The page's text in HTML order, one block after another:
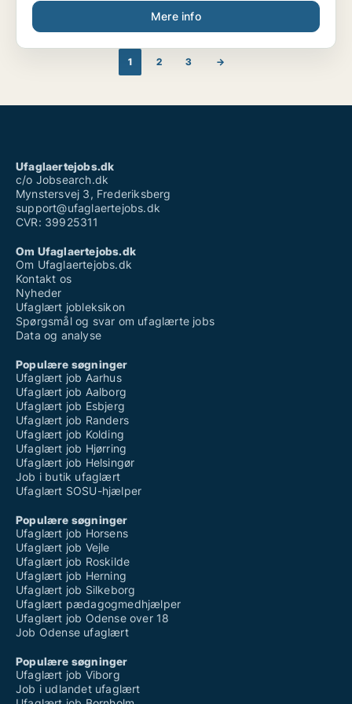
Mere info
1 2 3 →
Ufaglaertejobs.dk
c/o Jobsearch.dk
Mynstersvej 3, Frederiksberg
support@ufaglaertejobs.dk
CVR: 39925311
Om Ufaglaertejobs.dk
Om Ufaglaertejobs.dk
Kontakt os
Nyheder
Ufaglært jobleksikon
Spørgsmål og svar om ufaglærte jobs
Data og analyse
Populære søgninger
Ufaglært job Aarhus
Ufaglært job Aalborg
Ufaglært job Esbjerg
Ufaglært job Randers
Ufaglært job Kolding
Ufaglært job Hjørring
Ufaglært job Helsingør
Job i butik ufaglært
Ufaglært SOSU-hjælper
Populære søgninger
Ufaglært job Horsens
Ufaglært job Vejle
Ufaglært job Roskilde
Ufaglært job Herning
Ufaglært job Silkeborg
Ufaglært pædagogmedhjælper
Ufaglært job Odense over 18
Job Odense ufaglært
Populære søgninger
Ufaglært job Viborg
Job i udlandet ufaglært